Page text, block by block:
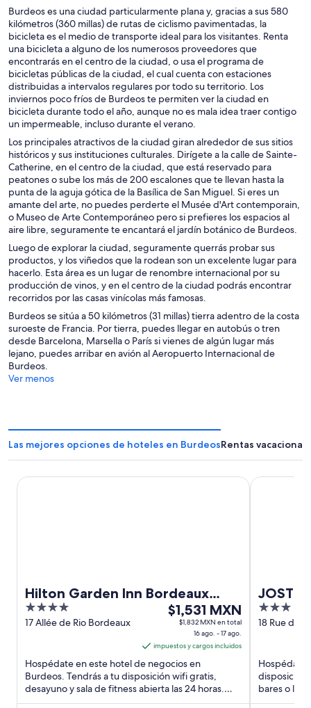
Burdeos es una ciudad particularmente plana y, gracias a sus 580
kilómetros (360 millas) de rutas de ciclismo pavimentadas, la
bicicleta es el medio de transporte ideal para los visitantes. Renta
una bicicleta a alguno de los numerosos proveedores que
encontrarás en el centro de la ciudad, o usa el programa de
bicicletas públicas de la ciudad, el cual cuenta con estaciones
distribuidas a intervalos regulares por todo su territorio. Los
inviernos poco fríos de Burdeos te permiten ver la ciudad en
bicicleta durante todo el año, aunque no es mala idea traer contigo
un impermeable, incluso durante el verano.
Los principales atractivos de la ciudad giran alrededor de sus sitios
históricos y sus instituciones culturales. Dirígete a la calle de Sainte-
Catherine, en el centro de la ciudad, que está reservado para
peatones o sube los más de 200 escalones que te llevan hasta la
punta de la aguja gótica de la Basílica de San Miguel. Si eres un
amante del arte, no puedes perderte el Musée d'Art contemporain,
o Museo de Arte Contemporáneo pero si prefieres los espacios al
aire libre, seguramente te encantará el jardín botánico de Burdeos.
Luego de explorar la ciudad, seguramente querrás probar sus
productos, y los viñedos que la rodean son un excelente lugar para
hacerlo. Esta área es un lugar de renombre internacional por su
producción de vinos, y en el centro de la ciudad podrás encontrar
recorridos por las casas vinícolas más famosas.
Burdeos se sitúa a 50 kilómetros (31 millas) tierra adentro de la costa
suroeste de Francia. Por tierra, puedes llegar en autobús o tren
desde Barcelona, Marsella o París si vienes de algún lugar más
lejano, puedes arribar en avión al Aeropuerto Internacional de
Burdeos.
Ver menos
Las mejores opciones de hoteles en BurdeosRentas
Hilton Garden Inn Bordeaux
Centre
4
out
17 Allée de Rio Bordeaux
El
precio
de
$1,531 MXN
por
noche
$1,531 MXN
$1,832 MXN en total
16 ago. - 17 ago.
impuestos y cargos incluidos
Hospédate en este hotel de negocios en
Burdeos. Tendrás a tu disposición wifi gratis,
desayuno y sala de fitness abierta las 24 horas.
Nuestros huéspedes destacan ...
Hilton Garden Inn Bordeaux Centre
JOST
Gare
3
out
18 Rue des
Hospédate
disposición
bares o
atención ...
JOST